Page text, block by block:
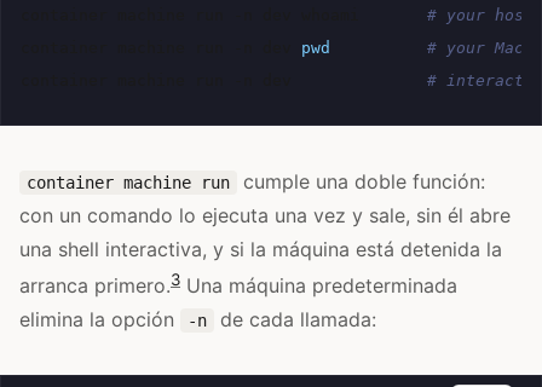
# your host
pwd
# your Mac
#
container machine run
cumple una doble función:
con un comando lo ejecuta una vez y sale, sin él abre
una shell interactiva, y si la máquina está detenida la
arranca primero.3 Una máquina predeterminada
elimina la opción
-n de cada llamada: